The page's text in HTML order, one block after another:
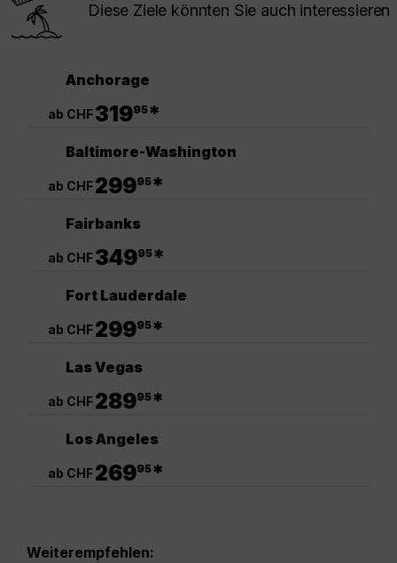
Diese Ziele könnten Sie auch interessieren
Anchorage
ab CHF31995*
Baltimore-Washington
ab CHF29995*
Fairbanks
ab CHF34995*
Fort Lauderdale
ab CHF29995*
Las Vegas
ab CHF28995*
Los Angeles
ab CHF26995*
Weiterempfehlen: